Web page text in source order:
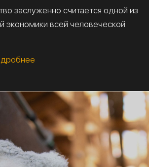
заслуженно считается одной из
экономики всей человеческой